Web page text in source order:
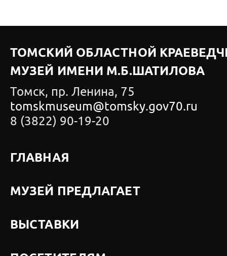
ТОМСКИЙ ОБЛАСТНОЙ
МУЗЕЙ ИМЕНИ М.Б.ШАТИЛОВА
Томск, пр. Ленина, 75
tomskmuseum@tomsky.gov70.ru
8 (3822) 90-19-20
ГЛАВНАЯ
МУЗЕЙ ПРЕДЛАГАЕТ
ВЫСТАВКИ